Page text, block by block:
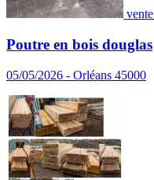
vente
Poutre en bois douglas
05/05/2026 - Orléans 45000